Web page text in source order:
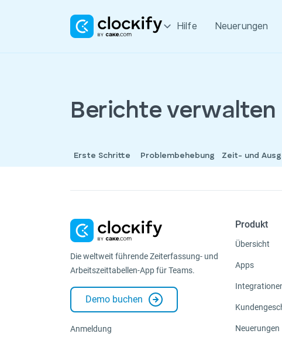
Hilfe Neuerungen
Berichte verwalten
Erste Schritte Zeit- und
Problembehebung
Die weltweit führende Zeiterfassung- und
Arbeitszeittabellen-App für Teams.
Demo buchen
Anmeldung
Produkt
Übersicht
Apps
Neuerungen